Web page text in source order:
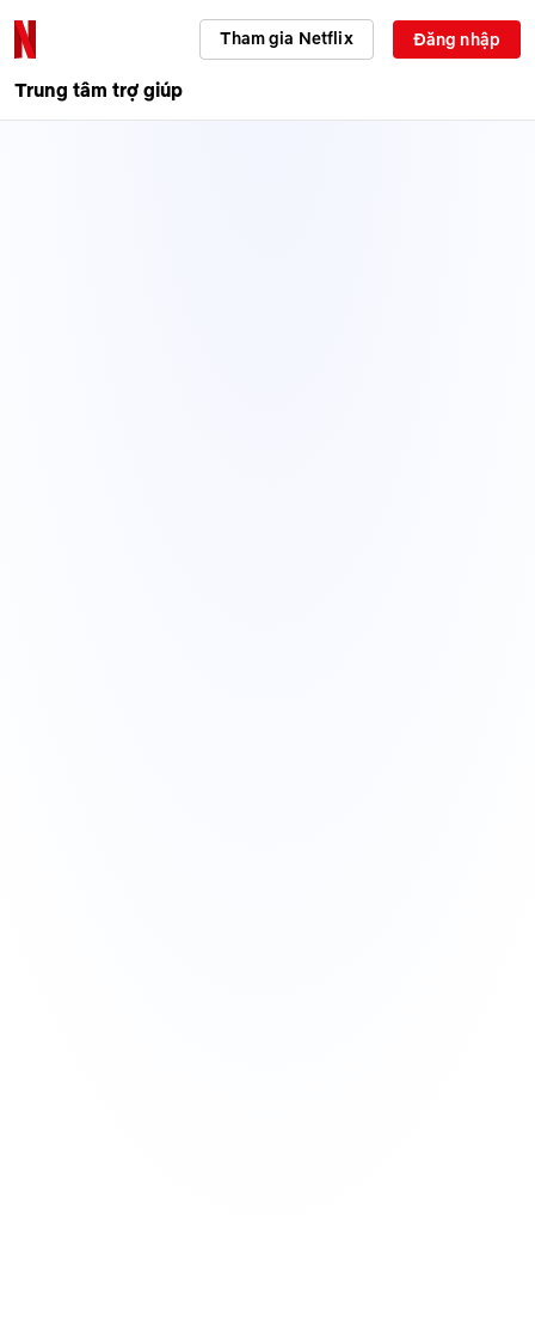
Tham gia Netflix Đăng nhập
Trung tâm trợ giúp